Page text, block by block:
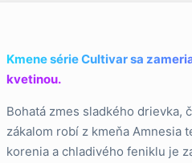
Kmene série Cultivar sa
kvetinou.
Bohatá zmes sladkého drievka,
zákalom robí z kmeňa Amnesia
korenia a chladivého feniklu je